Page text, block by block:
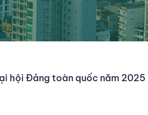
hội Đảng toàn quốc năm 2025